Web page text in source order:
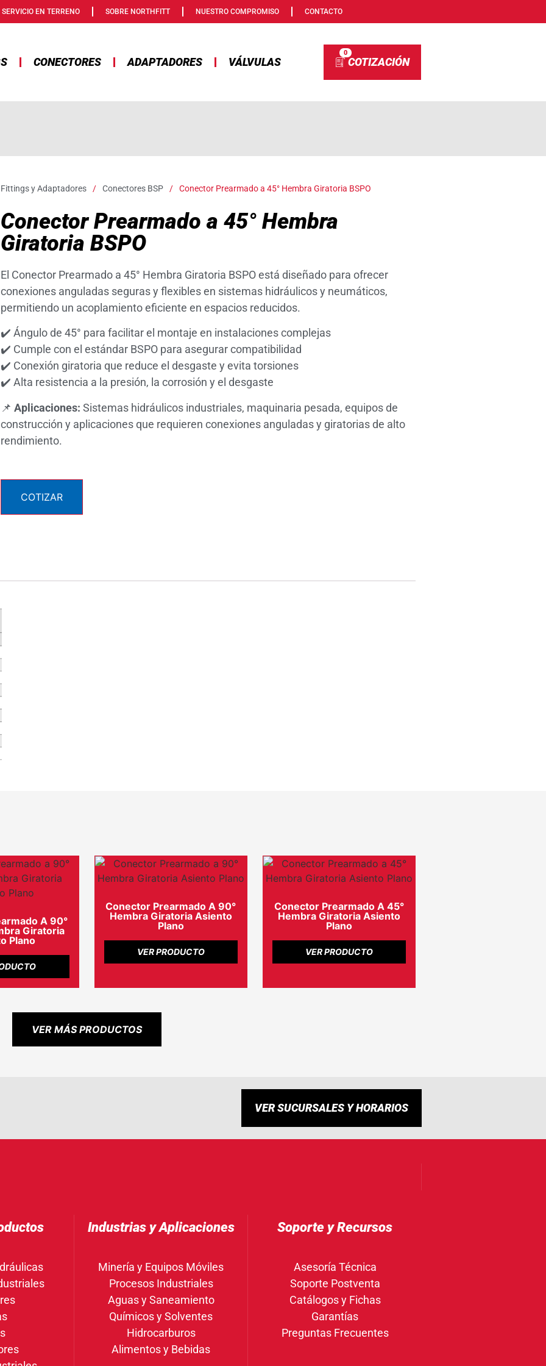
SERVICIO EN TERRENO SOBRE NORTHFITT NUESTRO COMPROMISO CONTACTO
CONECTORES ADAPTADORES VÁLVULAS
0
Fittings y Adaptadores / Conectores BSP / Conector Prearmado a 45° Hembra Giratoria BSPO
Conector Prearmado a 45° Hembra
Giratoria BSPO
El Conector Prearmado a 45° Hembra Giratoria BSPO está diseñado para ofrecer
conexiones anguladas seguras y flexibles en sistemas hidráulicos y neumáticos,
permitiendo un acoplamiento eficiente en espacios reducidos.
✔️ Ángulo de 45° para facilitar el montaje en instalaciones complejas
✔️ Cumple con el estándar BSPO para asegurar compatibilidad
✔️ Conexión giratoria que reduce el desgaste y evita torsiones
✔️ Alta resistencia a la presión, la corrosión y el desgaste
📌 Aplicaciones: Sistemas hidráulicos industriales, maquinaria pesada, equipos de
construcción y aplicaciones que requieren conexiones anguladas y giratorias de alto
rendimiento.
COTIZAR
A 90°
Giratoria
Plano
Conector Prearmado A 90°
Hembra Giratoria Asiento
Plano
VER PRODUCTO
Conector Prearmado A 45°
Hembra Giratoria Asiento
Plano
VER PRODUCTO
VER MÁS PRODUCTOS
VER SUCURSALES Y HORARIOS
Industrias y Aplicaciones
Minería y Equipos Móviles
Procesos Industriales
Aguas y Saneamiento
Químicos y Solventes
Hidrocarburos
Alimentos y Bebidas
Soporte y Recursos
Asesoría Técnica
Soporte Postventa
Catálogos y Fichas
Garantías
Preguntas Frecuentes